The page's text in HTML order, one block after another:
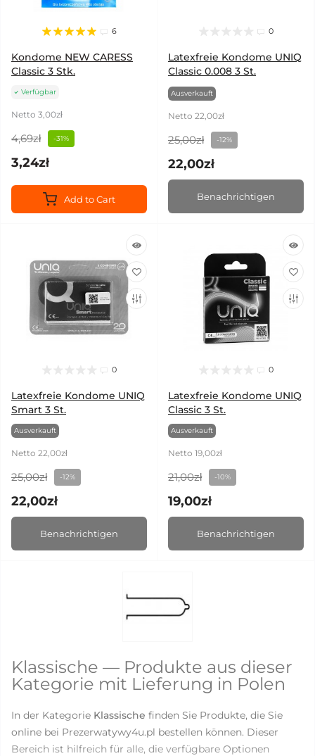
6
Kondome NEW CARESS
Classic 3 Stk.
Verfügbar
Netto 3,00zł
4,69zł -31%
3,24zł
Add to Cart
0
Latexfreie Kondome UNIQ
Classic 0.008 3 St.
Ausverkauft
Netto 22,00zł
25,00zł -12%
22,00zł
Benachrichtigen
0
Latexfreie Kondome UNIQ
Smart 3 St.
Ausverkauft
Netto 22,00zł
25,00zł -12%
22,00zł
Benachrichtigen
0
Latexfreie Kondome UNIQ
Classic 3 St.
Ausverkauft
Netto 19,00zł
21,00zł -10%
19,00zł
Benachrichtigen
Klassische — Produkte aus dieser
Kategorie mit Lieferung in Polen
In der Kategorie Klassische finden Sie Produkte, die Sie
online bei Prezerwatywy4u.pl bestellen können. Dieser
Bereich ist hilfreich für alle, die verfügbare Optionen